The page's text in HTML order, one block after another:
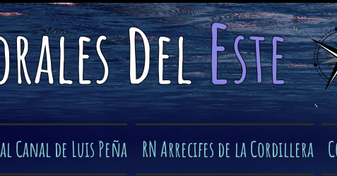
deleste​
Canal de Luis Peña RN Arrecifes de la Cordillera